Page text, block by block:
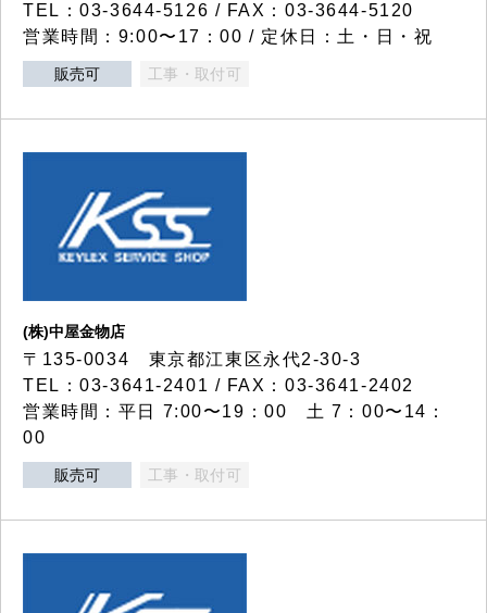
TEL：03-3644-5126 / FAX：03-3644-5120
営業時間：9:00〜17：00 / 定休日：土・日・祝
販売可 工事・取付可
(株)中屋金物店
〒135-0034 東京都江東区永代2-30-3
TEL：03-3641-2401 / FAX：03-3641-2402
営業時間：平日 7:00〜19：00 土 7：00〜14：
00
販売可 工事・取付可